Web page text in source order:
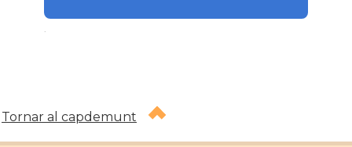
Tornar al capdemunt